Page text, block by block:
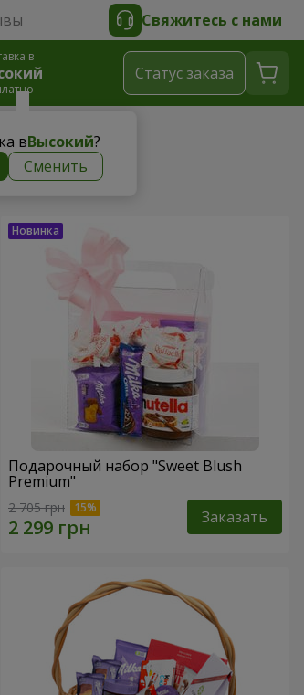
Свяжитесь с нами
в
вВысокий?
Сменить
Cтатус заказа
Подарочный набор "Sweet Blush
Premium"
2 705 грн Заказать